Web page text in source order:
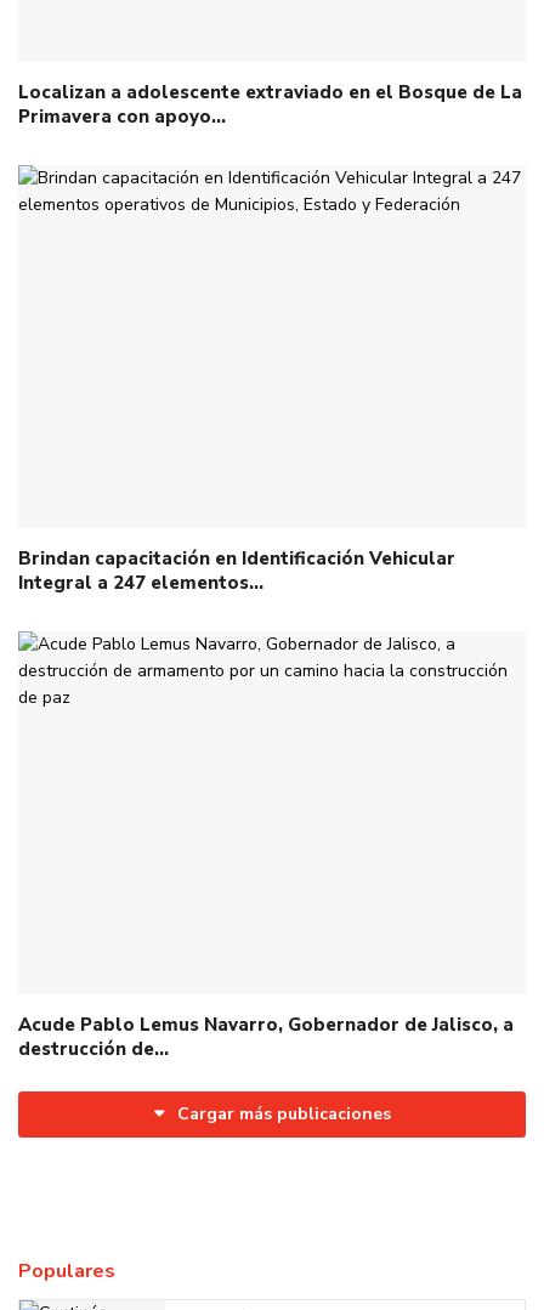
Localizan a adolescente extraviado en el Bosque de La
Primavera con apoyo…
Brindan capacitación en Identificación Vehicular
Integral a 247 elementos…
Acude Pablo Lemus Navarro, Gobernador de Jalisco, a
destrucción de…
Cargar más publicaciones
Populares